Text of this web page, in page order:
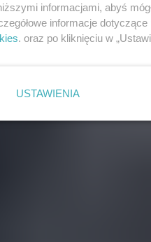
informacjami, abyś
informacje
. oraz po kliknięciu w
USTAWIENIA